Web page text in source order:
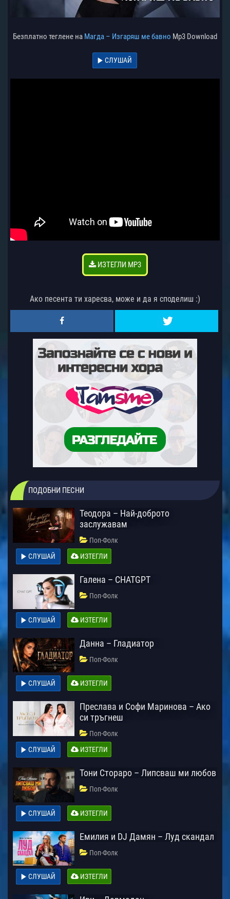
Безплатно теглене на Магда – Изгаряш ме бавно Mp3 Download
СЛУШАЙ
ИЗТЕГЛИ MP3
Ако песента ти харесва, може и да я споделиш :)
ПОДОБНИ ПЕСНИ
Теодора – Най-доброто
заслужавам
Поп-Фолк
СЛУШАЙ
ИЗТЕГЛИ
Галена – CHATGPT
Поп-Фолк
СЛУШАЙ ИЗТЕГЛИ
Данна – Гладиатор
Поп-Фолк
СЛУШАЙ ИЗТЕГЛИ
Преслава и Софи Маринова – Ако
си тръгнеш
Поп-Фолк
СЛУШАЙ
ИЗТЕГЛИ
Тони Стораро – Липсваш ми любов
Поп-Фолк
СЛУШАЙ ИЗТЕГЛИ
Емилия и DJ Дамян – Луд скандал
Поп-Фолк
СЛУШАЙ ИЗТЕГЛИ